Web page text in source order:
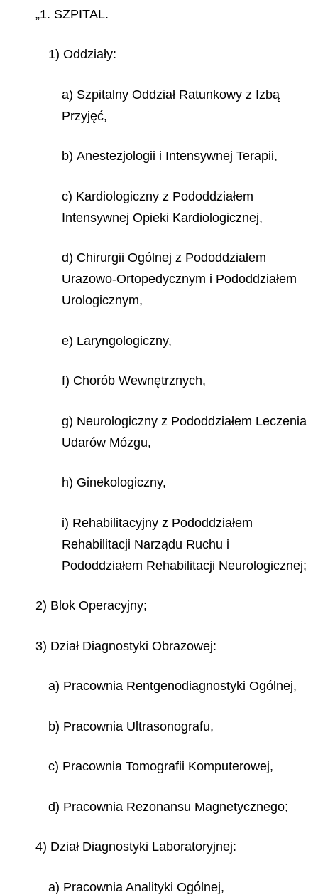
„1. SZPITAL.
1) Oddziały:
a) Szpitalny Oddział Ratunkowy z Izbą
Przyjęć,
b) Anestezjologii i Intensywnej Terapii,
c) Kardiologiczny z Pododdziałem
Intensywnej Opieki Kardiologicznej,
d) Chirurgii Ogólnej z Pododdziałem
Urazowo-Ortopedycznym i Pododdziałem
Urologicznym,
e) Laryngologiczny,
f) Chorób Wewnętrznych,
g) Neurologiczny z Pododdziałem Leczenia
Udarów Mózgu,
h) Ginekologiczny,
i) Rehabilitacyjny z Pododdziałem
Rehabilitacji Narządu Ruchu i
Pododdziałem Rehabilitacji Neurologicznej;
2) Blok Operacyjny;
3) Dział Diagnostyki Obrazowej:
a) Pracownia Rentgenodiagnostyki Ogólnej,
b) Pracownia Ultrasonografu,
c) Pracownia Tomografii Komputerowej,
d) Pracownia Rezonansu Magnetycznego;
4) Dział Diagnostyki Laboratoryjnej:
a) Pracownia Analityki Ogólnej,